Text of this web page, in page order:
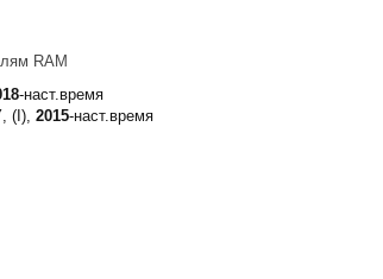
RAM
-наст.время
, (I), 2015-наст.время